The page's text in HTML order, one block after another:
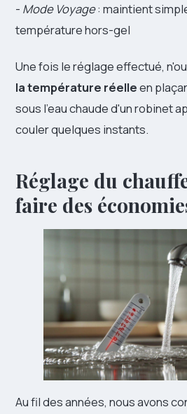
- Mode Voyage: maintient
température hors-gel
Une fois le réglage effectué,
la température réelleen
sous l'eau chaude d'un robinet
couler quelques instants.
Réglage du
faire des
Au fil des années, nous avons